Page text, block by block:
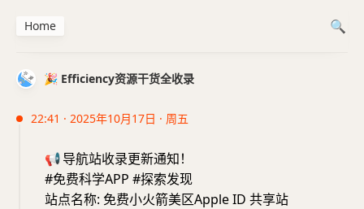
🎉 Efficiency资源干货全收录
22:41 · 2025年10月17日 · 周五
📢导航站收录更新通知！
#免费科学APP #探索发现
站点名称: 免费小火箭美区Apple ID 共享站
Home